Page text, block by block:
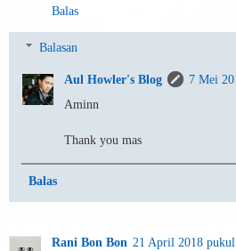
Balas
Balasan
Aul Howler's Blog
7 Mei
Aminn
Thank you mas
Balas
Rani Bon Bon 21 April 2018